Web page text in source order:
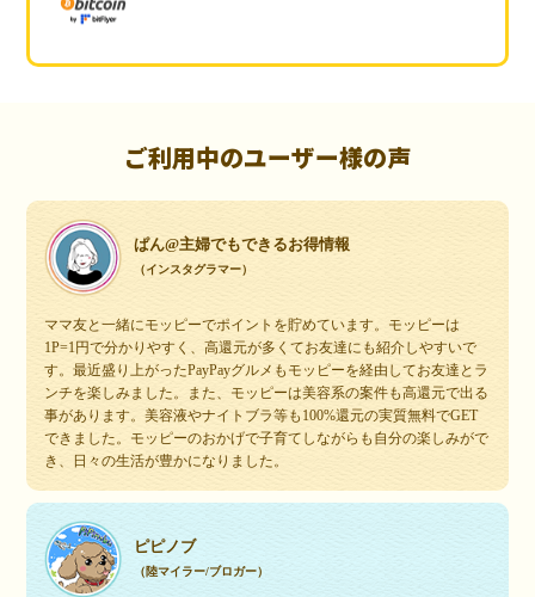
ご利用中のユーザー様の声
ぱん@主婦でもできるお得情報
（インスタグラマー）
ママ友と一緒にモッピーでポイントを貯めています。モッピーは
1P=1円で分かりやすく、高還元が多くてお友達にも紹介しやすいで
す。最近盛り上がったPayPayグルメもモッピーを経由してお友達とラ
ンチを楽しみました。また、モッピーは美容系の案件も高還元で出る
事があります。美容液やナイトブラ等も100%還元の実質無料でGET
できました。モッピーのおかげで子育てしながらも自分の楽しみがで
き、日々の生活が豊かになりました。
ピピノブ
（陸マイラー/ブロガー）